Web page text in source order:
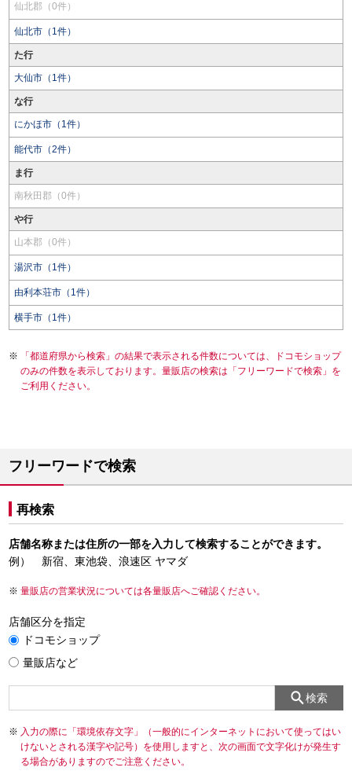
仙北郡（0件）
仙北市（1件）
た行
大仙市（1件）
な行
にかほ市（1件）
能代市（2件）
ま行
南秋田郡（0件）
や行
山本郡（0件）
湯沢市（1件）
由利本荘市（1件）
横手市（1件）
「都道府県から検索」の結果で表示される件数については、ドコモショップ
のみの件数を表示しております。量販店の検索は「フリーワードで検索」を
ご利用ください。
フリーワードで検索
再検索
店舗名称または住所の一部を入力して検索することができます。
例） 新宿、東池袋、浪速区 ヤマダ
量販店の営業状況については各量販店へご確認ください。
店舗区分を指定
ドコモショップ
量販店など
検索
入力の際に「環境依存文字」（一般的にインターネットにおいて使ってはい
けないとされる漢字や記号）を使用しますと、次の画面で文字化けが発生す
る場合がありますのでご注意ください。